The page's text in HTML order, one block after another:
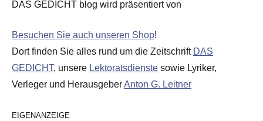
DAS GEDICHT blog wird präsentiert von
Besuchen Sie auch unseren Shop!
Dort finden Sie alles rund um die Zeitschrift DAS
GEDICHT, unsere Lektoratsdienste sowie Lyriker,
Verleger und HerausgeberAnton G. Leitner
EIGENANZEIGE